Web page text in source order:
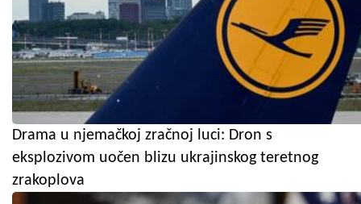
Drama u njemačkoj zračnoj luci: Dron s
eksplozivom uočen blizu ukrajinskog teretnog
zrakoplova